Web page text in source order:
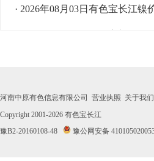
· 2026年08月03日有色宝长江镍
· 2026年07月28日有色宝长江镍
· 2026年07月27日有色宝长江镍
河南中原有色信息有限公司 营业执照 关于我们
Copyright 2001-2026 有色宝长江
豫B2-20160108-48
豫公网安备